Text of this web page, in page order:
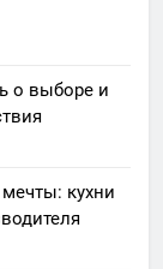
о выборе и
кухни